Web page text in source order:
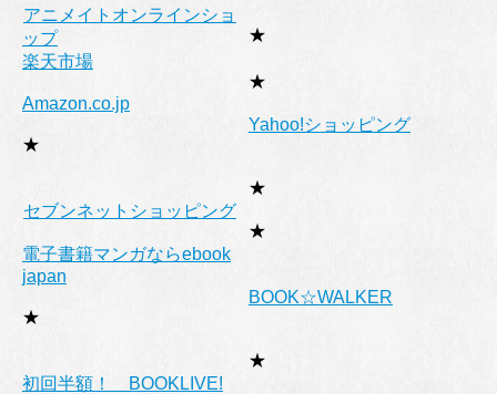
アニメイトオンラインショ
ップ
★
楽天市場
★
Amazon.co.jp
★
Yahoo!ショッピング
★
セブンネットショッピング
★
電子書籍マンガならebook
japan
★
BOOK☆WALKER
★
初回半額！ BOOKLIVE!